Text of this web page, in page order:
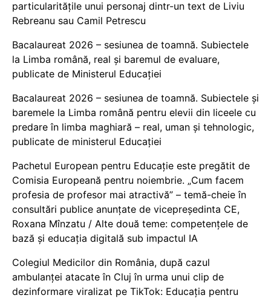
particularitățile unui personaj dintr-un text de Liviu
Rebreanu sau Camil Petrescu
Bacalaureat 2026 – sesiunea de toamnă. Subiectele
la Limba română, real și baremul de evaluare,
publicate de Ministerul Educației
Bacalaureat 2026 – sesiunea de toamnă. Subiectele și
baremele la Limba română pentru elevii din liceele cu
predare în limba maghiară – real, uman și tehnologic,
publicate de ministerul Educației
Pachetul European pentru Educație este pregătit de
Comisia Europeană pentru noiembrie. „Cum facem
profesia de profesor mai atractivă” – temă-cheie în
consultări publice anunțate de vicepreședinta CE,
Roxana Mînzatu / Alte două teme: competențele de
bază și educația digitală sub impactul IA
Colegiul Medicilor din România, după cazul
ambulanței atacate în Cluj în urma unui clip de
dezinformare viralizat pe TikTok: Educația pentru